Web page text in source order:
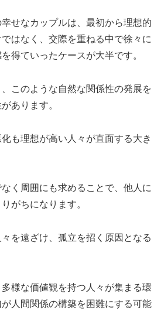
せなカップルは、最初から理想的
はなく、交際を重ねる中で徐々に
得ていったケースが大半です。
このような自然な関係性の発展を
あります。
も理想が高い人々が直面する大き
く周囲にも求めることで、他人に
がちになります。
を遠ざけ、孤立を招く原因となる
様な価値観を持つ人々が集まる環
人間関係の構築を困難にする可能